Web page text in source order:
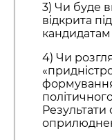
3) Чи буде
відкрита
4) Чи